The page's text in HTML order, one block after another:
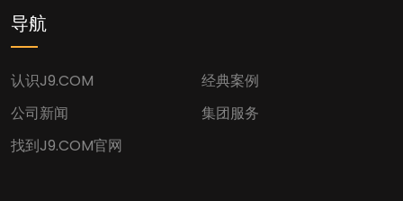
导航
认识J9.COM
经典案例
公司新闻
集团服务
找到J9.COM官网